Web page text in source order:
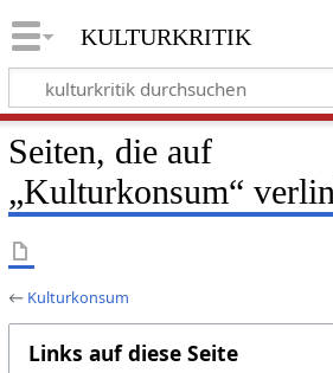
kulturkritik
Seiten, die auf
„Kulturkonsum“
← Kulturkonsum
Links auf diese Seite